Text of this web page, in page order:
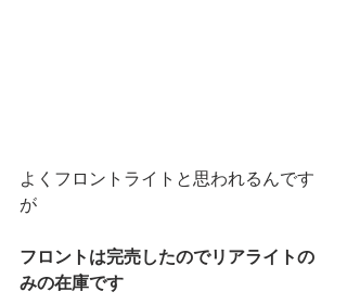
よくフロントライトと思われるんです
が
フロントは完売したのでリアライトの
みの在庫です